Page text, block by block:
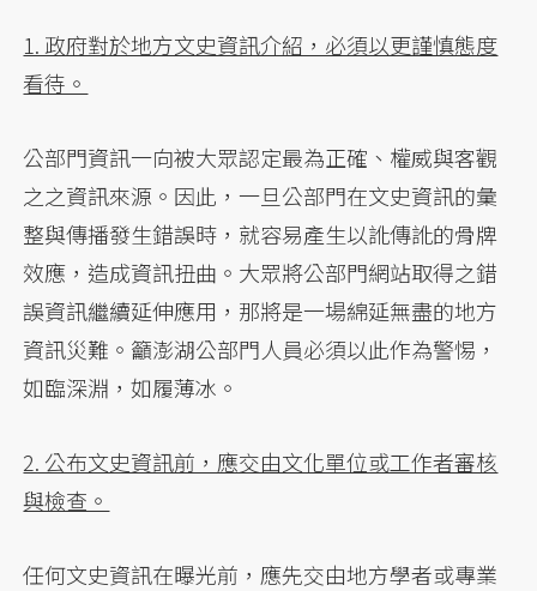
1. 政府對於地方文史資訊介紹，必須以更謹慎態度
看待。
公部門資訊一向被大眾認定最為正確、權威與客觀
之之資訊來源。因此，一旦公部門在文史資訊的彙
整與傳播發生錯誤時，就容易產生以訛傳訛的骨牌
效應，造成資訊扭曲。大眾將公部門網站取得之錯
誤資訊繼續延伸應用，那將是一場綿延無盡的地方
資訊災難。籲澎湖公部門人員必須以此作為警惕，
如臨深淵，如履薄冰。
2. 公布文史資訊前，應交由文化單位或工作者審核
與檢查。
任何文史資訊在曝光前，應先交由地方學者或專業